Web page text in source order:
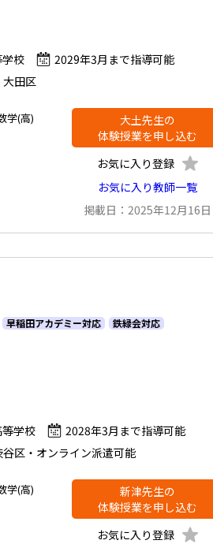
校
2029年3月まで指導可能
田区
学(高)
大土先生の
体験授業を申し込む
お気に入り登録
お気に入り教師一覧
掲載日：2025年12月16日
早稲田アカデミー対応
鉄緑会対応
学校
2028年3月まで指導可能
区・オンライン派遣可能
学(高)
新津先生の
体験授業を申し込む
お気に入り登録